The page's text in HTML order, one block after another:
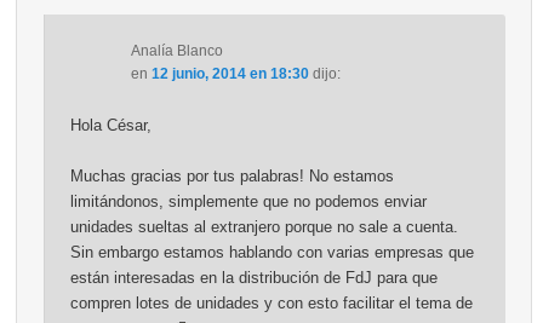
Analía Blanco
en 12 junio, 2014 en 18:30 dijo:
Hola César,
Muchas gracias por tus palabras! No estamos
limitándonos, simplemente que no podemos enviar
unidades sueltas al extranjero porque no sale a cuenta.
Sin embargo estamos hablando con varias empresas que
están interesadas en la distribución de FdJ para que
compren lotes de unidades y con esto facilitar el tema de